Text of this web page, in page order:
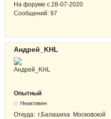
На форуме с 28-07-2020
Сообщений: 97
Андрей_KHL
Опытный
Неактивен
Откуда: г.Балашиха Московской